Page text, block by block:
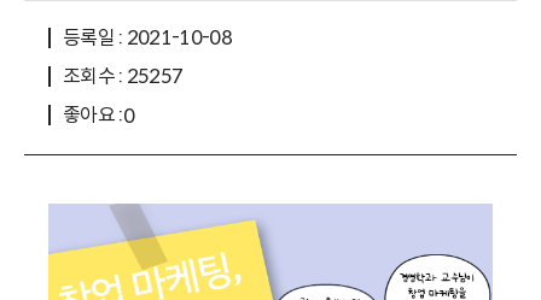
등록일 : 2021-10-08
조회수 : 25257
좋아요 :0